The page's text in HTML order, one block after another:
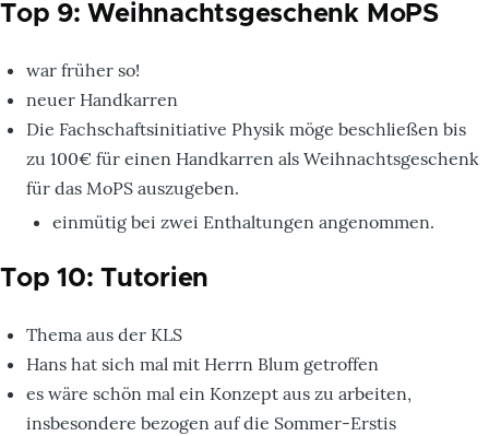
Top 9: Weihnachtsgeschenk MoPS
war früher so!
neuer Handkarren
Die Fachschaftsinitiative Physik möge beschließen bis
zu 100€ für einen Handkarren als Weihnachtsgeschenk
für das MoPS auszugeben.
einmütig bei zwei Enthaltungen angenommen.
Top 10: Tutorien
Thema aus der KLS
Hans hat sich mal mit Herrn Blum getroffen
es wäre schön mal ein Konzept aus zu arbeiten,
insbesondere bezogen auf die Sommer-Erstis